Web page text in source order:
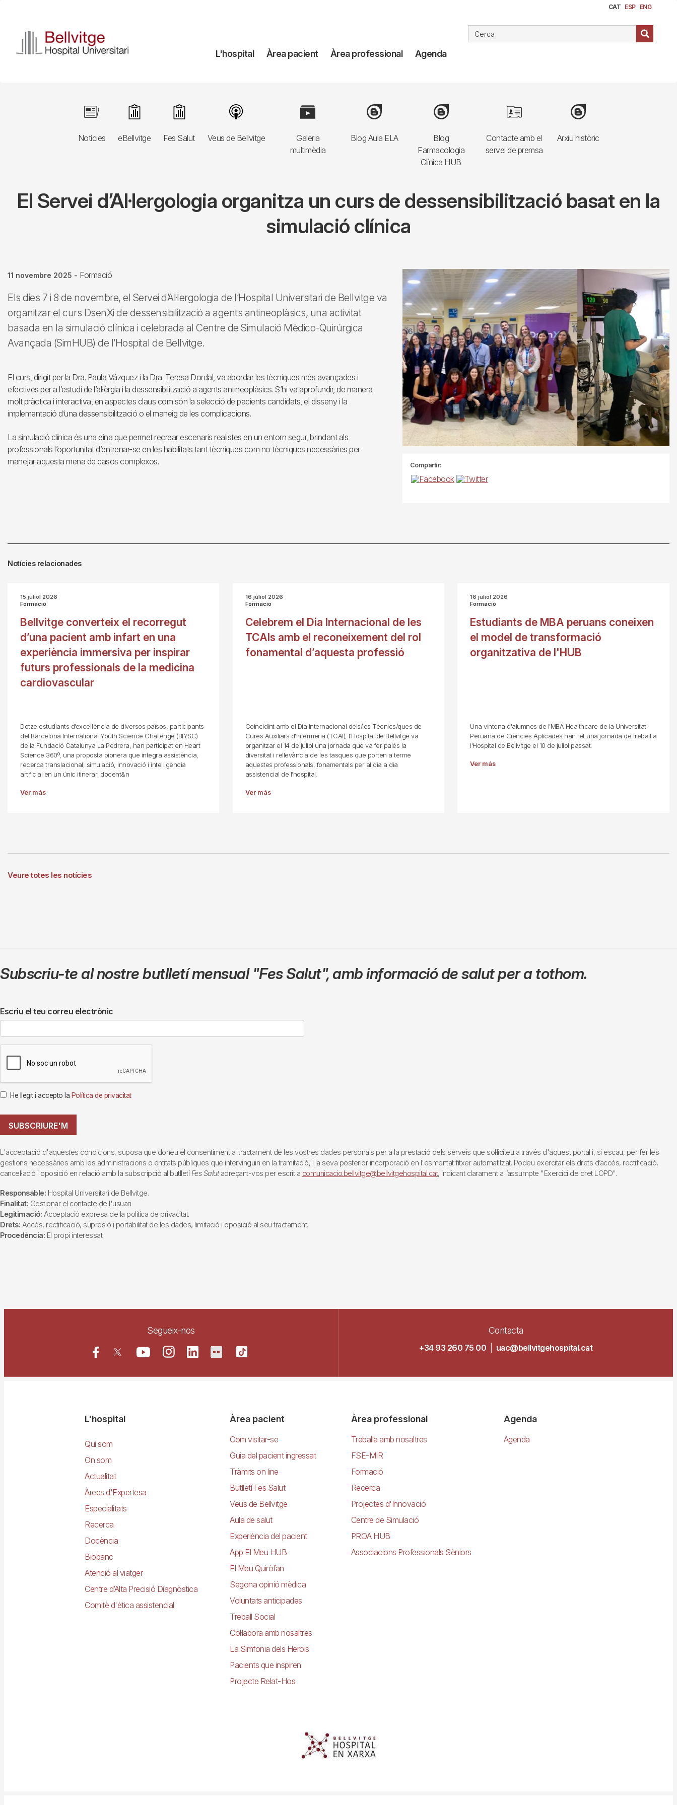
contingut
CAT ESP ENG
Navegación
L'hospital Àrea pacient Àrea professional Agenda
Notícies
Image
eBellvitge
Image
Fes Salut
Image
Veus de Bellvitge
Image
Galeria
multimèdia
Image
Blog Aula ELA
Image
Blog
Farmacologia
Clínica HUB
Image
Contacte amb el
servei de premsa
Image
Arxiu històric
Image
El Servei d’Al·lergologia organitza un curs de dessensibilització basat en la
simulació clínica
11 novembre 2025 - Formació
Els dies 7 i 8 de novembre, el Servei d’Al·lergologia de l’Hospital Universitari de Bellvitge va
organitzar el curs DsenXi de dessensibilització a agents antineoplàsics, una activitat
basada en la simulació clínica i celebrada al Centre de Simulació Mèdico-Quirúrgica
Avançada (SimHUB) de l’Hospital de Bellvitge.
El curs, dirigit per la Dra. Paula Vázquez i la Dra. Teresa Dordal, va abordar les tècniques més avançades i
efectives per a l’estudi de l’al·lèrgia i la dessensibilització a agents antineoplàsics. S’hi va aprofundir, de manera
molt pràctica i interactiva, en aspectes claus com són la selecció de pacients candidats, el disseny i la
implementació d’una dessensibilització o el maneig de les complicacions.
La simulació clínica és una eina que permet recrear escenaris realistes en un entorn segur, brindant als
professionals l’oportunitat d’entrenar-se en les habilitats tant tècniques com no tècniques necessàries per
manejar aquesta mena de casos complexos.
Compartir:
Notícies relacionades
15 juliol 2026
Formació
Bellvitge converteix el recorregut
d’una pacient amb infart en una
experiència immersiva per inspirar
futurs professionals de la medicina
cardiovascular
Dotze estudiants d’excel·lència de diversos països, participants
del Barcelona International Youth Science Challenge (BIYSC)
de la Fundació Catalunya La Pedrera, han participat en Heart
Science 360º, una proposta pionera que integra assistència,
recerca translacional, simulació, innovació i intel·ligència
artificial en un únic itinerari docent&n
Ver más
16 juliol 2026
Formació
Celebrem el Dia Internacional de les
TCAIs amb el reconeixement del rol
fonamental d’aquesta professió
Coincidint amb el Dia Internacional dels/les Tècnics/ques de
Cures Auxiliars d'Infermeria (TCAI), l'Hospital de Bellvitge va
organitzar el 14 de juliol una jornada que va fer palès la
diversitat i rellevància de les tasques que porten a terme
aquestes professionals, fonamentals per al dia a dia
assistencial de l’hospital.
Ver más
16 juliol 2026
Formació
Estudiants de MBA peruans coneixen
el model de transformació
organitzativa de l'HUB
Una vintena d'alumnes de l'MBA Healthcare de la Universitat
Peruana de Ciències Aplicades han fet una jornada de treball a
l'Hospital de Bellvitge el 10 de juliol passat.
Ver más
Veure totes les notícies
Subscriu-te al nostre butlletí mensual "Fes Salut",amb informació de salut per a tothom.
Escriu el teu correu electrònic
He llegit i accepto la Política de privacitat
SUBSCRIURE'M
L'acceptació d'aquestes condicions, suposa que doneu el consentiment al tractament de les vostres dades personals per a la prestació dels serveis que sol·liciteu a través d'aquest portal i, si escau, per fer les
gestions necessàries amb les administracions o entitats públiques que intervinguin en la tramitació, i la seva posterior incorporació en l'esmentat fitxer automatitzat. Podeu exercitar els drets d’accés, rectificació,
cancel·lació i oposició en relació amb la subscripció al butlletí Fes Salutadreçant-vos per escrit a comunicacio.bellvitge@bellvitgehospital.cat, indicant clarament a l’assumpte "Exercici de dret LOPD".
Responsable: Hospital Universitari de Bellvitge.
Finalitat: Gestionar el contacte de l'usuari
Legitimació: Acceptació expresa de la política de privacitat.
Drets: Accés, rectificació, supresió i portabilitat de les dades, limitació i oposició al seu tractament.
Procedència: El propi interessat.
Segueix-nos Contacta
+34 93 260 75 00 uac@bellvitgehospital.cat
NavegacióL'hospital
Qui som
On som
Actualitat
Àrees d'Expertesa
Especialitats
Recerca
Docència
Biobanc
Atenció al viatger
Centre d’Alta Precisió Diagnòstica
Comitè d'ètica assistencial
Àrea pacient
Com visitar-se
Guia del pacient ingressat
Tràmits on line
Butlletí Fes Salut
Veus de Bellvitge
Aula de salut
Experiència del pacient
App El Meu HUB
El Meu Quiròfan
Segona opinió mèdica
Voluntats anticipades
Treball Social
Col·labora amb nosaltres
La Simfonia dels Herois
Pacients que inspiren
Projecte Relat-Hos
Àrea professional
Treballa amb nosaltres
FSE-MIR
Formació
Recerca
Projectes d'Innovació
Centre de Simulació
PROA HUB
Associacions Professionals Sèniors
Agenda
Agenda